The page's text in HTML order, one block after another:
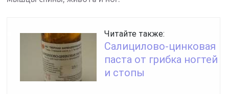
Читайте также:
Салицилово-цинковая
паста от грибка ногтей
и стопы